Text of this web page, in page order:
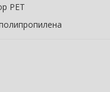
PET